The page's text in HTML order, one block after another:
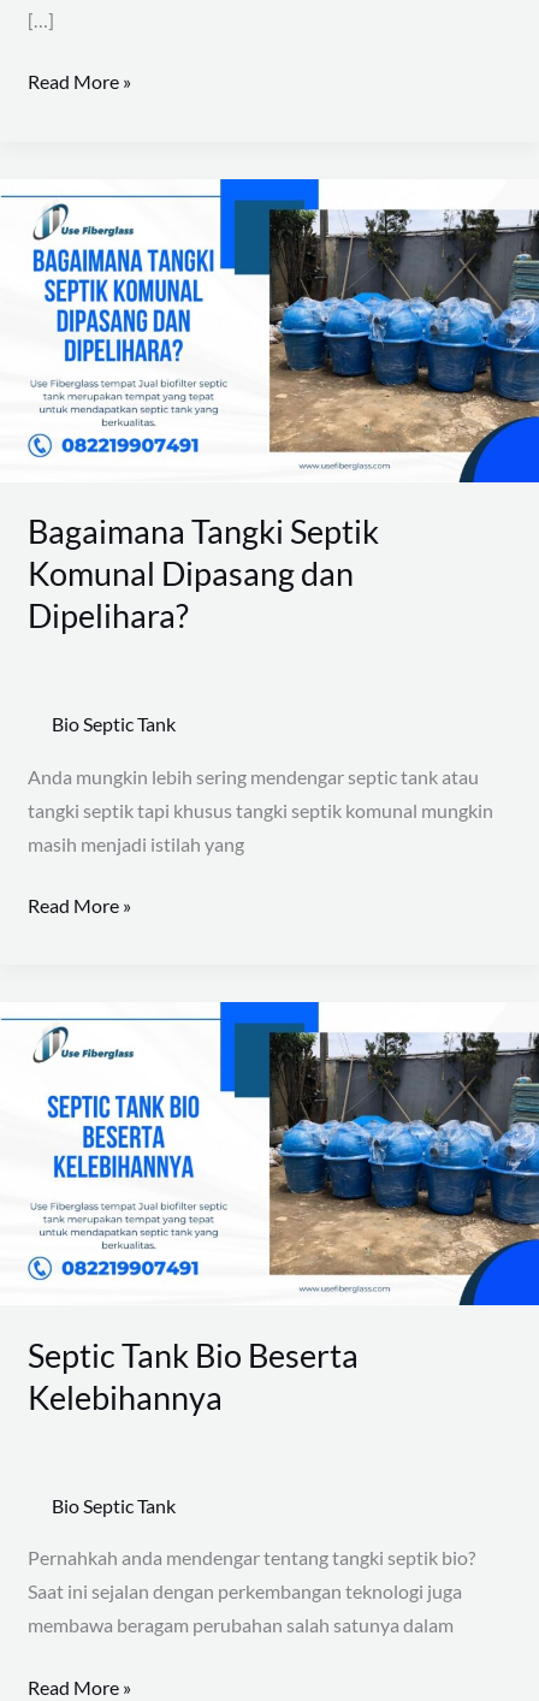
[…]
Read More »
Bagaimana Tangki Septik
Komunal Dipasang dan
Dipelihara?
Bio Septic Tank
Anda mungkin lebih sering mendengar septic tank atau
tangki septik tapi khusus tangki septik komunal mungkin
masih menjadi istilah yang
Bagaimana
Tangki
Septik
Komunal
Dipasang
Dipelihara?
Read More »
Septic Tank Bio Beserta
Kelebihannya
Bio Septic Tank
Pernahkah anda mendengar tentang tangki septik bio?
Saat ini sejalan dengan perkembangan teknologi juga
membawa beragam perubahan salah satunya dalam
Septic
Tank
Beserta
Kelebihannya
Read More »